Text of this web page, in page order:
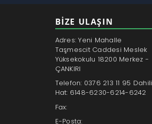
BİZE ULAŞIN
Adres: Yeni Mahalle
Taşmescit Caddesi Meslek
Yüksekokulu 18200 Merkez -
ÇANKIRI
Telefon: 0376 213 11 95 Dahili
Hat: 6148-6230-6214-6242
Fax:
E-Posta: